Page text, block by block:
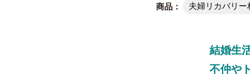
夫婦リカバリー
結婚生
不仲や